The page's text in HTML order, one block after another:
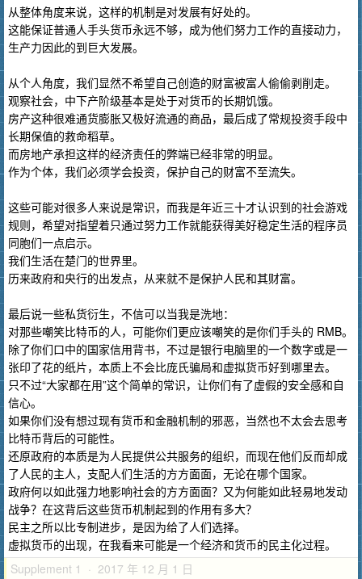
从整体角度来说，这样的机制是对发展有好处的。
这能保证普通人手头货币永远不够，成为他们努力工作的直接动力，
生产力因此的到巨大发展。
从个人角度，我们显然不希望自己创造的财富被富人偷偷剥削走。
观察社会，中下产阶级基本是处于对货币的长期饥饿。
房产这种很难通货膨胀又极好流通的商品，最后成了常规投资手段中
长期保值的救命稻草。
而房地产承担这样的经济责任的弊端已经非常的明显。
作为个体，我们必须学会投资，保护自己的财富不至流失。
这些可能对很多人来说是常识，而我是年近三十才认识到的社会游戏
规则，希望对指望着只通过努力工作就能获得美好稳定生活的程序员
同胞们一点启示。
我们生活在楚门的世界里。
历来政府和央行的出发点，从来就不是保护人民和其财富。
最后说一些私货衍生，不信可以当我是洗地：
对那些嘲笑比特币的人，可能你们更应该嘲笑的是你们手头的 RMB。
除了你们口中的国家信用背书，不过是银行电脑里的一个数字或是一
张印了花的纸片，本质上不会比庞氏骗局和虚拟货币好到哪里去。
只不过“大家都在用”这个简单的常识，让你们有了虚假的安全感和自
信心。
如果你们没有想过现有货币和金融机制的邪恶，当然也不太会去思考
比特币背后的可能性。
还原政府的本质是为人民提供公共服务的组织，而现在他们反而却成
了人民的主人，支配人们生活的方方面面，无论在哪个国家。
政府何以如此强力地影响社会的方方面面？又为何能如此轻易地发动
战争？在这背后这些货币机制起到的作用有多大？
民主之所以比专制进步，是因为给了人们选择。
虚拟货币的出现，在我看来可能是一个经济和货币的民主化过程。
Supplement 1 · 2017 年 12 月 1 日